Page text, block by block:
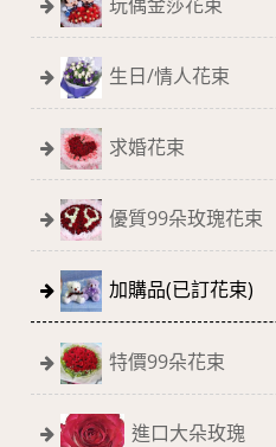
生日/情人花束
求婚花束
優質99朵玫瑰花束
加購品(已訂花束)
特價99朵花束
進口大朵玫瑰